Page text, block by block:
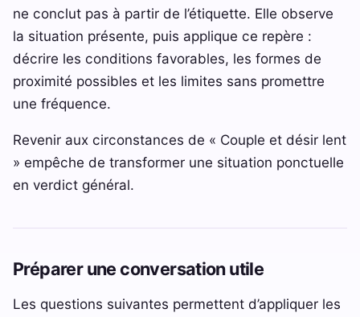
ne conclut pas à partir de l’étiquette. Elle observe
la situation présente, puis applique ce repère :
décrire les conditions favorables, les formes de
proximité possibles et les limites sans promettre
une fréquence.
Revenir aux circonstances de « Couple et désir lent
» empêche de transformer une situation ponctuelle
en verdict général.
Préparer une conversation utile
Les questions suivantes permettent d’appliquer les